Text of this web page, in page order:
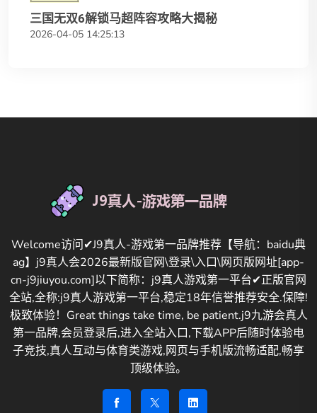
三国无双6解锁马超阵容攻略大揭秘
2026-04-05 14:25:13
Welcome访问✔J9真人-游戏第一品牌推荐【导航：baidu典
ag】j9真人会2026最新版官网\登录\入口\网页版网址[app-
cn-j9jiuyou.com]以下简称：j9真人游戏第一平台✔正版官网
全站,全称:j9真人游戏第一平台,稳定18年信誉推荐安全.保障!
极致体验！Great things take time, be patient.j9九游会真人
第一品牌,会员登录后,进入全站入口,下载APP后随时体验电
子竞技,真人互动与体育类游戏,网页与手机版流畅适配,畅享
顶级体验。